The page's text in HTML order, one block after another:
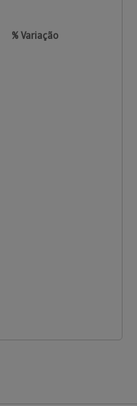
% Variação